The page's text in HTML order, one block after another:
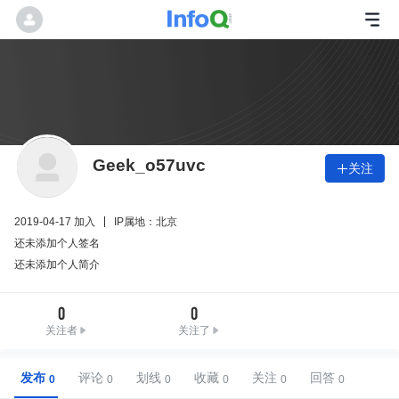
Geek_o57uvc 关注
2019-04-17 加入
IP属地：北京
还未添加个人签名
还未添加个人简介
0
关注者
0
关注了
发布 评论 划线 收藏 关注 回答